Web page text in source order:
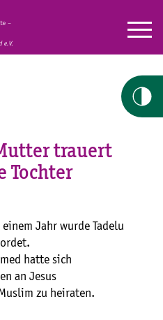
trauert
Tochter
einem Jahr wurde Tadelu
hatte sich
an Jesus
zu heiraten.